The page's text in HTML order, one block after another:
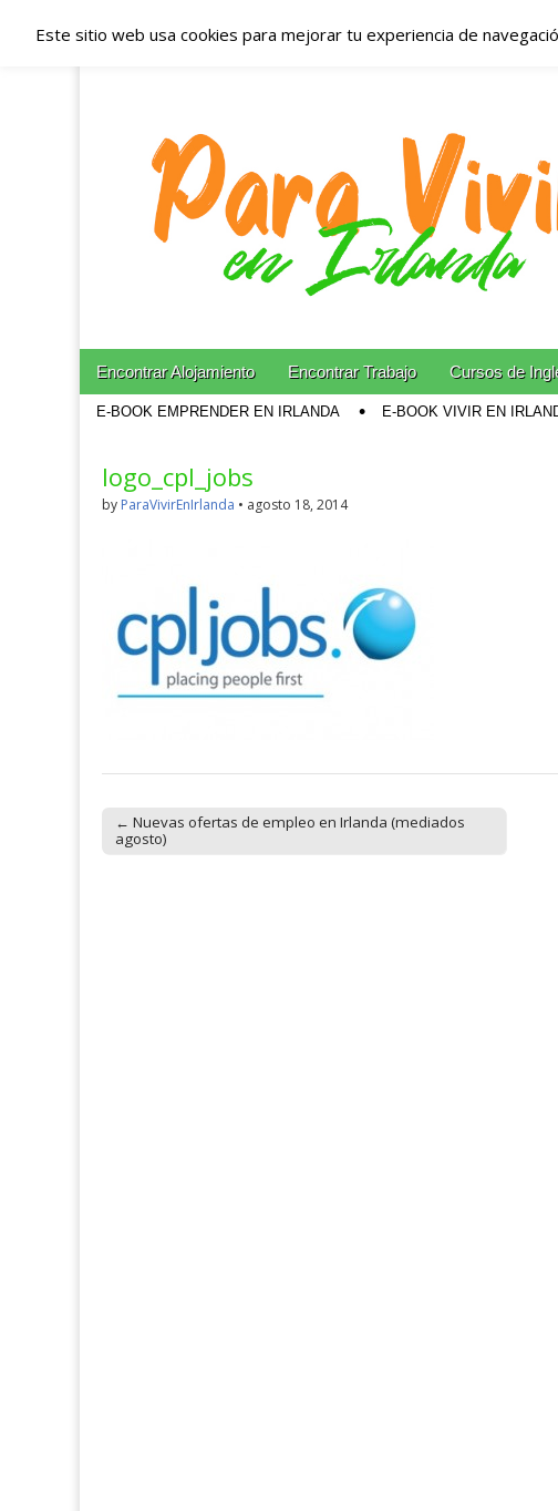
Españoles en
Irlanda –
Blog dedicado a los que viven, estudian y trabajan en Irlanda!
Main menu
Skip to content
Encontrar Alojamiento Encontrar Trabajo Cursos de
E-BOOK EMPRENDER EN IRLANDA E-BOOK VIVIR EN
logo_cpl_jobs
by ParaVivirEnIrlanda • agosto 18, 2014
Post navigation
← Nuevas ofertas de empleo en Irlanda (mediados
agosto)
Este sitio web usa cookies para mejorar tu experiencia de